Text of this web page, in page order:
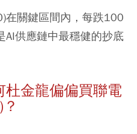
在關鍵區間內，每跌100
AI供應鏈中最穩健的抄底
杜金龍偏偏買聯電